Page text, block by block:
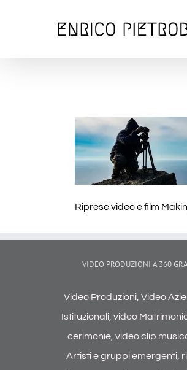
Riprese video e film
VIDEO PRODUZIONI A 360
Video Produzioni, Video
Istituzionali, video
cerimonie, video clip
Artisti e gruppi emergenti,